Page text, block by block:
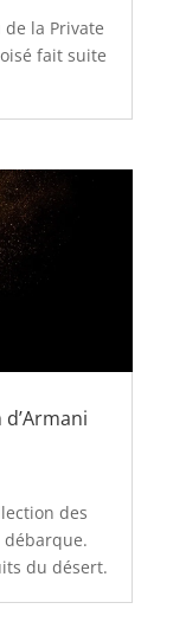
la Private
fait suite
des
débarque.
du désert.